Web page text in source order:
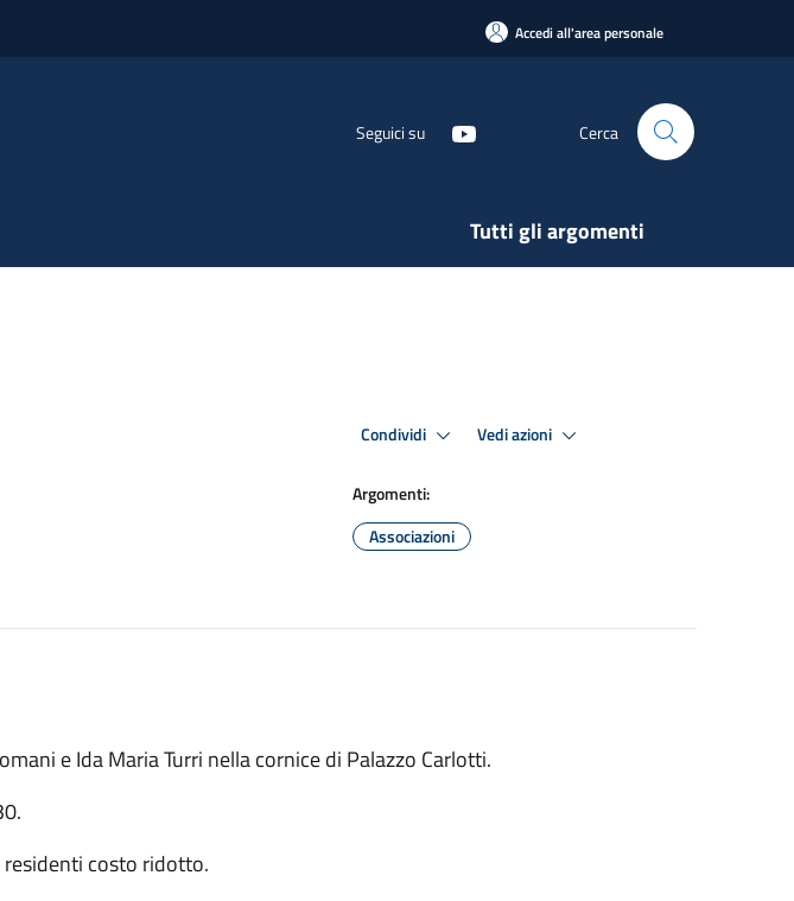
Accedi all'area personale
Seguici su Cerca
Tutti gli argomenti
Condividi Vedi azioni
Argomenti:
Associazioni
e Ida Maria Turri nella cornice di Palazzo Carlotti.
residenti costo ridotto.